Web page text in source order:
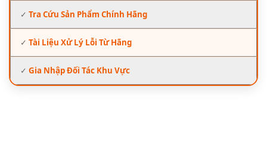
✓ Tra Cứu Sản Phẩm Chính Hãng
✓ Tài Liệu Xử Lý Lỗi Từ Hãng
✓ Gia Nhập Đối Tác Khu Vực